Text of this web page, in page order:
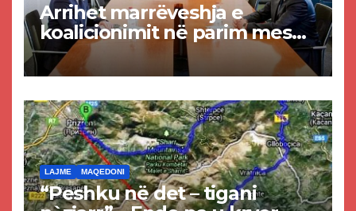
Arrihet marrëveshja e
koalicionimit në parim mes
Kurtit dhe Abdixhikut
LAJME MAQEDONI
“Peshku në det – tigani